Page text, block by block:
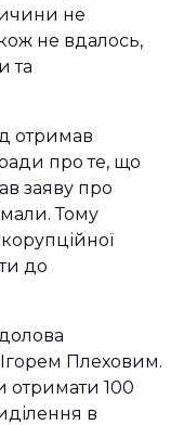
не
не вдалось,
та
отримав
про те, що
заяву про
Тому
до
Плеховим.
отримати 100
в